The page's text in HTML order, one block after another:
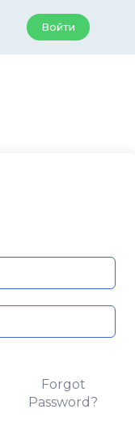
Войти
Forgot
Password?